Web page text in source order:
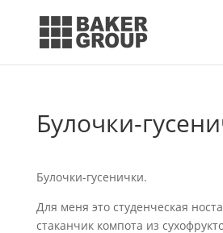
Булочки-
Булочки-гусенички.
Для меня это студенческая
стаканчик компота из